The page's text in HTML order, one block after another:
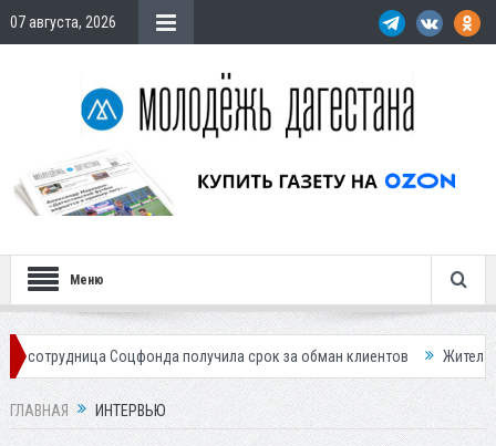
07 августа, 2026
Меню
получила срок за обман клиентов Жителей Дагестана
ГЛАВНАЯ ИНТЕРВЬЮ